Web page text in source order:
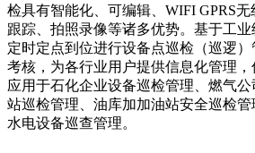
检具有智能化、可编辑、WIFI GPRS
跟踪、拍照录像等诸多优势。基于工
定时定点到位进行设备点巡检（巡逻
考核，为各行业用户提供信息化管理
应用于石化企业设备巡检管理、燃气
站巡检管理、油库加加油站安全巡检管
水电设备巡查管理。